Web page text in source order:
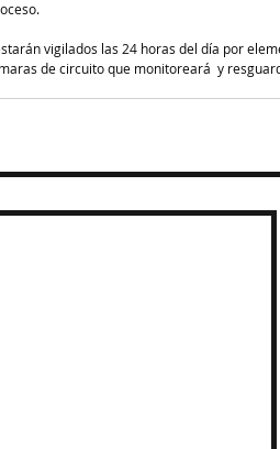
vigilados las 24 horas del día por
de circuito que monitoreará  y